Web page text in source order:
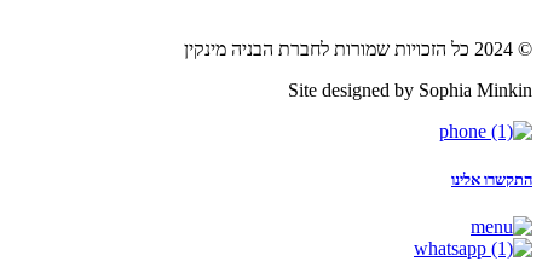
© 2024 כל הזכויות שמורות לחברת הבניה מינקין
Site designed by Sophia Minkin
התקשרו אלינו